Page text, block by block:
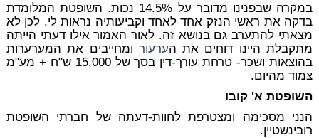
במקרה שבפנינו מדובר על 14.5% נכות. השופטת המלומדת
בדקה את ראשי הנזק אחד לאחד וקביעותיה נראות לי. לכן לא
מצאתי להתערב גם בנושא זה. לאור האמור אילו דעתי הייתה
מתקבלת היינו דוחים את הערעור ומחייבים את המערערות
בהוצאות ושכר- טרחת עורך-דין בסך של 15,000 ש"ח + מע"מ
צמוד מהיום.
השופטת א' קובו
הנני מסכימה ומצטרפת לחוות-דעתה של חברתי השופטת
רובינשטיין.